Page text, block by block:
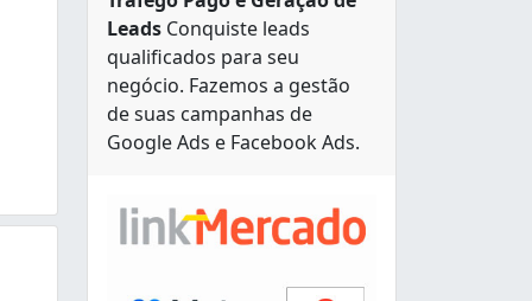
Leads Conquiste leads
qualificados para seu
negócio. Fazemos a gestão
de suas campanhas de
Google Ads e Facebook Ads.